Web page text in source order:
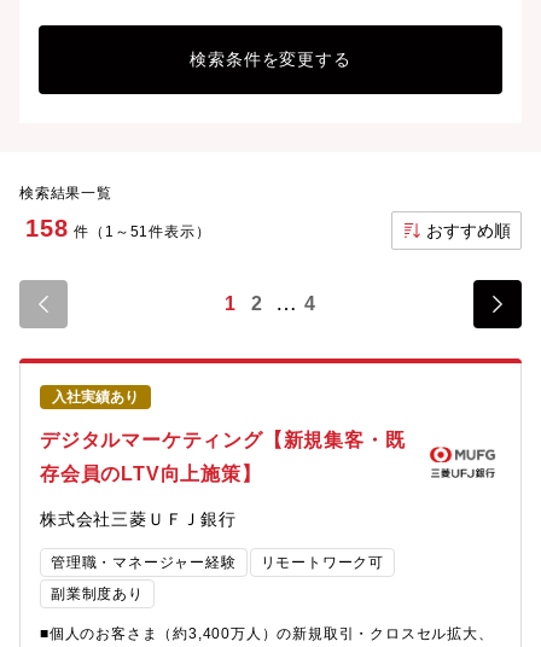
検索条件を変更する
検索結果一覧
158 件（1～51件表示） おすすめ順
1 2 4
入社実績あり
デジタルマーケティング【新規集客・既
存会員のLTV向上施策】
株式会社三菱ＵＦＪ銀行
管理職・マネージャー経験
リモートワーク可
副業制度あり
■個人のお客さま（約3,400万人）の新規取引・クロスセル拡大、